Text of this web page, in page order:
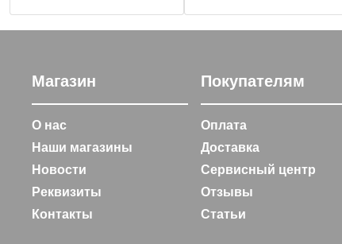
Магазин
О нас
Наши магазины
Новости
Реквизиты
Контакты
Покупателям
Оплата
Доставка
Сервисный центр
Отзывы
Статьи